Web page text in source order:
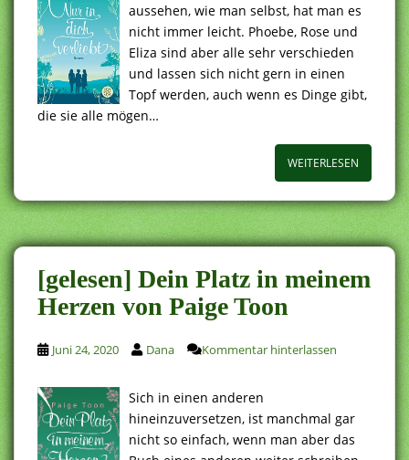
aussehen, wie man selbst, hat man es
nicht immer leicht. Phoebe, Rose und
Eliza sind aber alle sehr verschieden
und lassen sich nicht gern in einen
Topf werden, auch wenn es Dinge gibt,
die sie alle mögen…
WEITERLESEN
[gelesen] Dein Platz in meinem
Herzen von Paige Toon
Juni 24, 2020 Dana Kommentar hinterlassen
Sich in einen anderen
hineinzuversetzen, ist manchmal gar
nicht so einfach, wenn man aber das